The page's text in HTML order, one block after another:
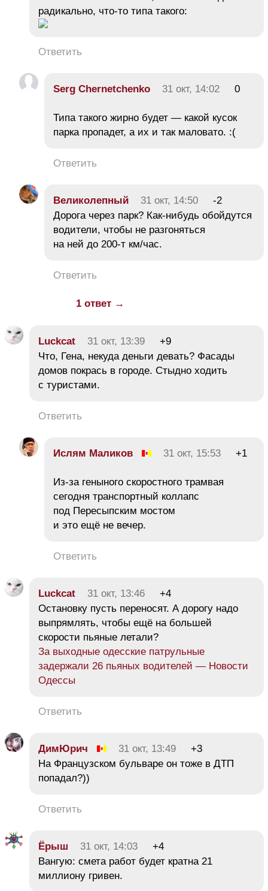
радикально, что-то типа такого:
Ответить
Serg Chernetchenko 31 окт, 14:02 0
Типа такого жирно будет — какой кусок
парка пропадет, а их и так маловато. :(
Ответить
Великолепный 31 окт, 14:50
-2
Дорога через парк? Как-нибудь обойдутся
водители, чтобы не разгоняться
на ней до 200-т км/час.
Ответить
1 ответ →
Luckcat 31 окт, 13:39
+9
Что, Гена, некуда деньги девать? Фасады
домов покрась в городе. Стыдно ходить
с туристами.
Ответить
Ислям Маликов 31 окт, 15:53 +1
Из-за геныного скоростного трамвая
сегодня транспортный коллапс
под Пересыпским мостом
и это ещё не вечер.
Ответить
Luckcat 31 окт, 13:46
+4
Остановку пусть переносят. А дорогу надо
выпрямлять, чтобы ещё на большей
скорости пьяные летали?
За выходные одесские патрульные
задержали 26 пьяных водителей — Новости
Одессы
Ответить
ДимЮрич 31 окт, 13:49
+3
На Французском бульваре он тоже в ДТП
попадал?))
Ответить
Ёрыш 31 окт, 14:03
+4
Вангую: смета работ будет кратна 21
миллиону гривен.